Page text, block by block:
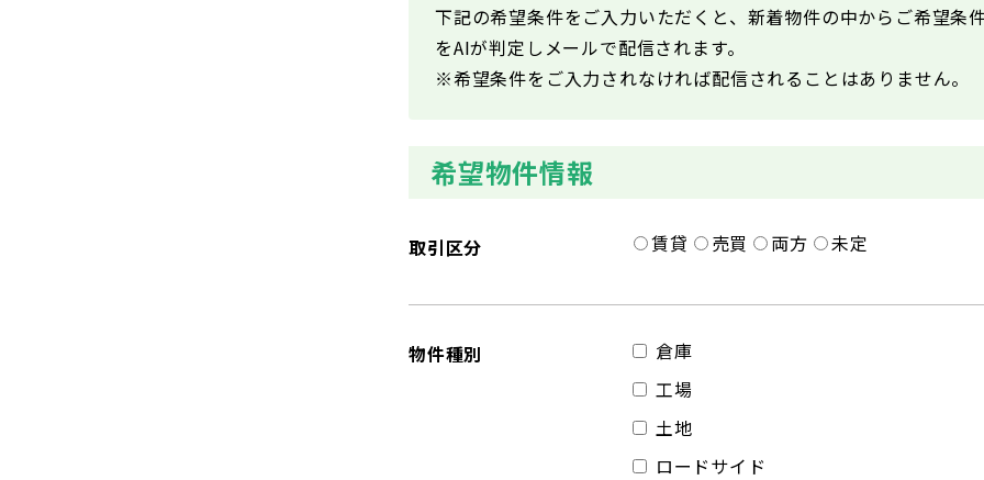
下記の希望条件をご入力いただくと、新着物件の中からご希望条
をAIが判定しメールで配信されます。
※希望条件をご入力されなければ配信されることはありません。
希望物件情報
取引区分 賃貸 売買 両方 未定
物件種別
倉庫
工場
土地
ロードサイド